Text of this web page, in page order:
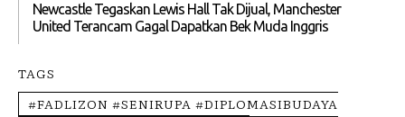
Newcastle Tegaskan Lewis Hall Tak Dijual, Manchester
United Terancam Gagal Dapatkan Bek Muda Inggris
TAGS
#FADLIZON #SENIRUPA #DIPLOMASIBUDAYA